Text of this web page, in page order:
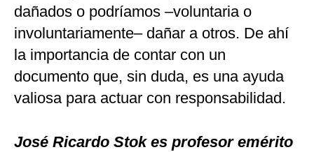
dañados o podríamos –voluntaria o
involuntariamente– dañar a otros. De ahí
la importancia de contar con un
documento que, sin duda, es una ayuda
valiosa para actuar con responsabilidad.
José Ricardo Stok es profesor emérito